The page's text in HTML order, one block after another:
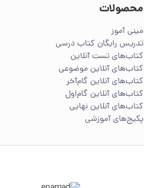
محصولات
مینی آموز
تدریس رایگان کتاب درسی
کتاب‌های تست آنلاین
کتاب‌های آنلاین موضوعی
کتاب‌های آنلاین گام‌آخر
کتاب‌های آنلاین گام‌اول
کتاب‌های آنلاین نهایی
پکیج‌های آموزشی